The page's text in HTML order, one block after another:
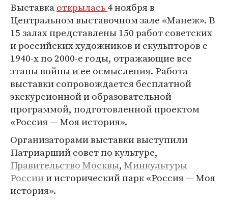
Выставкаоткрылась4 ноября в
Центральном выставочном зале «Манеж». В
15 залах представлены 150 работ советских
и российских художников и скульпторов с
1940-х по 2000-е годы, отражающие все
этапы войны и ее осмысления. Работа
выставки сопровождается бесплатной
экскурсионной и образовательной
программой, подготовленной проектом
«Россия — Моя история».
Организаторами выставки выступили
Патриарший совет по культуре,
Правительство Москвы, Минкультуры
Россиии исторический парк «Россия — Моя
история».